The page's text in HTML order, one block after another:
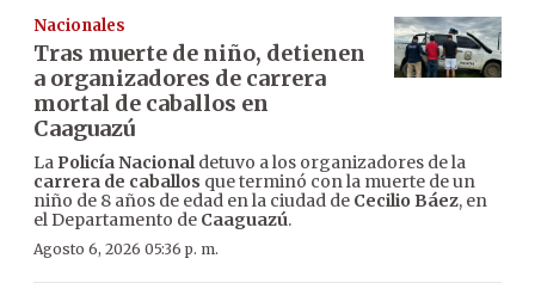
Nacionales
Tras muerte de niño, detienen
a organizadores de carrera
mortal de caballos en
Caaguazú
La Policía Nacionaldetuvo a los organizadores de la
carrera de caballos que terminó con la muerte de un
niño de 8 años de edad en la ciudad de Cecilio Báez, en
el Departamento de Caaguazú.
Agosto 6, 2026 05:36 p. m.